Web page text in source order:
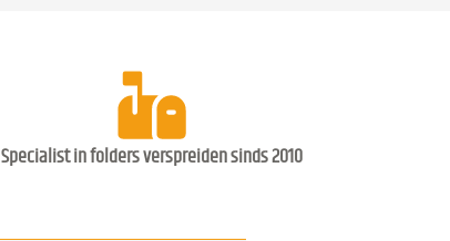
Specialist in folders verspreiden sinds 2010